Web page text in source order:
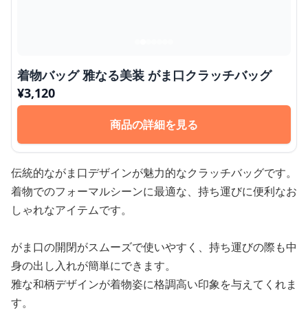
着物バッグ 雅なる美装 がま口クラッチバッグ
¥3,120
商品の詳細を見る
伝統的ながま口デザインが魅力的なクラッチバッグです。
着物でのフォーマルシーンに最適な、持ち運びに便利なお
しゃれなアイテムです。
がま口の開閉がスムーズで使いやすく、持ち運びの際も中
身の出し入れが簡単にできます。
雅な和柄デザインが着物姿に格調高い印象を与えてくれま
す。